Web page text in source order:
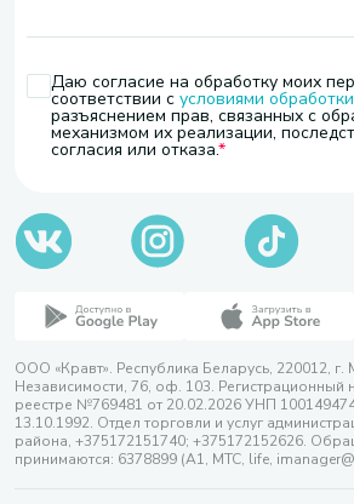
Даю согласие на обработку моих
соответствии с условиями обработки
разъяснением прав, связанных с
механизмом их реализации,
согласия или отказа.
ООО «Кравт». Республика Беларусь, 220012, г.
Независимости, 76, оф. 103. Регистрационный
реестре №769481 от 20.02.2026 УНП
13.10.1992. Отдел торговли и услуг
района, +375172151740; +375172152626.
принимаются: 6378899 (А1, МТС, life,